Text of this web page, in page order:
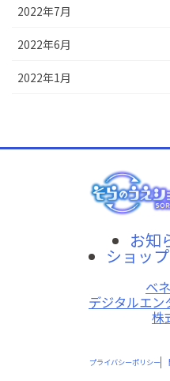
2022年7月
2022年6月
2022年1月
お知
ショッ
ベ
デジタルエン
株
プライバシーポリシー